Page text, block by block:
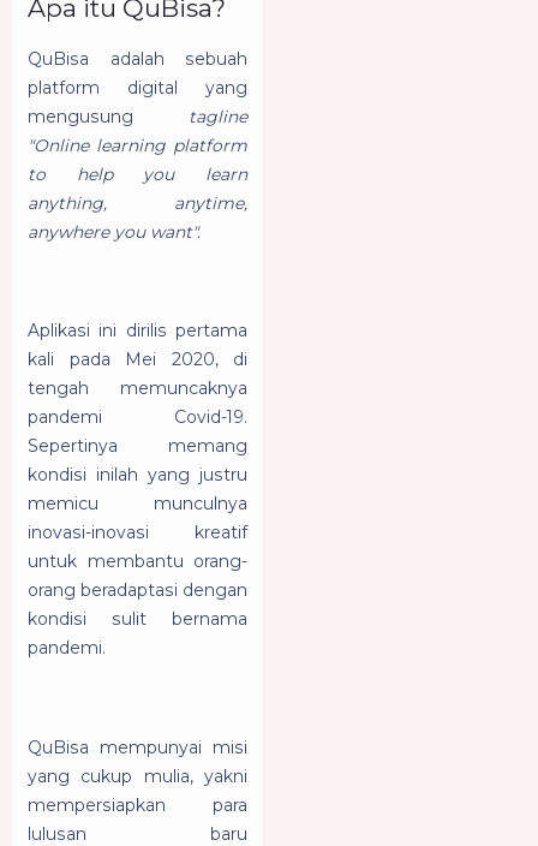
Apa itu QuBisa?
QuBisa adalah sebuah
platform digital yang
mengusung
tagline
"Online learning platform
to help you learn
anything, anytime,
anywhere you want".
Aplikasi ini dirilis pertama
kali pada Mei 2020, di
tengah memuncaknya
pandemi Covid-19.
Sepertinya memang
kondisi inilah yang justru
memicu munculnya
inovasi-inovasi kreatif
untuk membantu orang-
orang beradaptasi dengan
kondisi sulit bernama
pandemi.
QuBisa mempunyai misi
yang cukup mulia, yakni
mempersiapkan para
lulusan baru